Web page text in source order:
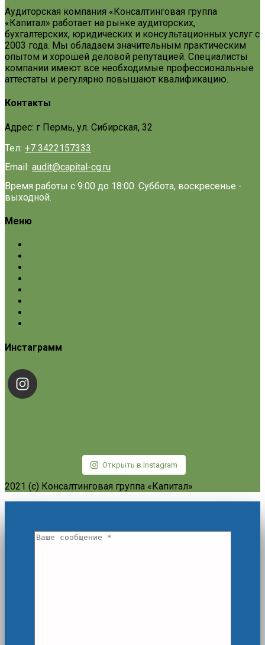
Аудиторская компания «Консалтинговая группа
«Капитал» работает на рынке аудиторских,
бухгалтерских, юридических и консультационных услуг с
2003 года. Мы обладаем значительным практическим
опытом и хорошей деловой репутацией. Специалисты
компании имеют все необходимые профессиональные
аттестаты и регулярно повышают квалификацию.
Контакты
Адрес: г Пермь, ул. Сибирская, 32
Тел: +7 3422157333
Email: audit@capital-cg.ru
Время работы с 9:00 до 18:00. Суббота, воскресенье -
выходной.
Меню
Инстаграмм
Открыть в Instagram
2021 (c) Консалтинговая группа «Капитал»